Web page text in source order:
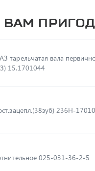
тарельчатая вала
15.1701044
Шестерня пост.зацепл.(38зуб)
025-031-36-2-5